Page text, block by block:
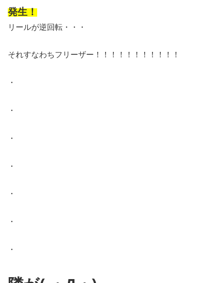
発生！
リールが逆回転・・・
それすなわちフリーザー！！！！！！！！！！！
・
・
・
・
・
・
・